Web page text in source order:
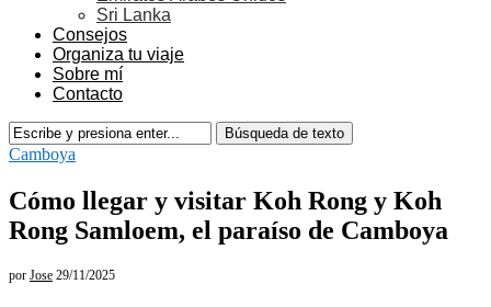
Sri Lanka
Consejos
Organiza tu viaje
Sobre mí
Contacto
Camboya
Cómo llegar y visitar Koh Rong y Koh
Rong Samloem, el paraíso de Camboya
por Jose 29/11/2025